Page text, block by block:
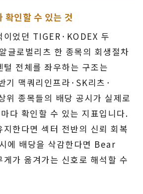
확인할 수 있는 것
이었던 TIGER·KODEX 두
글로벌리츠 한 종목의 회생절차
전체를 좌우하는 구조는
기 맥쿼리인프라·SK리츠·
위 종목들의 배당 공시가 실제로
다 확인할 수 있는 지표입니다.
지한다면 섹터 전반의 신뢰 회복
에 배당을 삭감한다면 Bear
게가 옮겨가는 신호로 해석할 수